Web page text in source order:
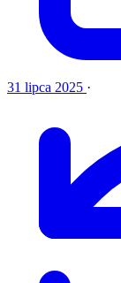
31 lipca 2025 ·